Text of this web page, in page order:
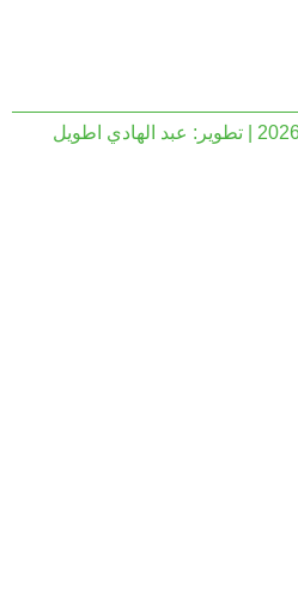
عبد الهادي اطويل